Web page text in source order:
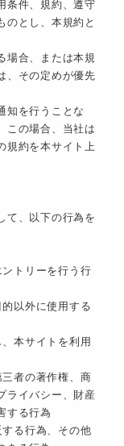
条件、規約、遵守
のとし、本規約と
場合、または本規
、その定めが優先
知を行うことな
この場合、当社は
規約を本サイト上
て、以下の行為を
トリーを行う行
以外に使用する
本サイトを利用
者の著作権、商
ライバシー、財産
する行為
る行為、その他